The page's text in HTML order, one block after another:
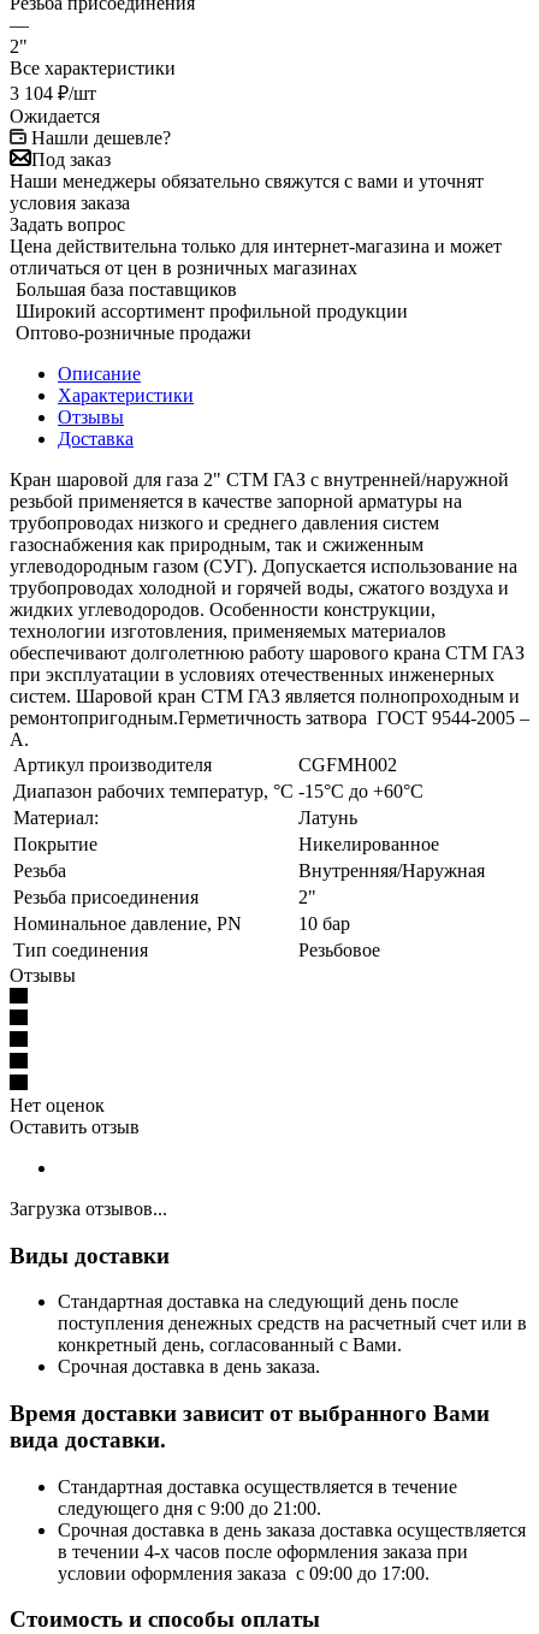
—
2"
Все характеристики
3 104 ₽/шт
Ожидается
Нашли дешевле?
Под заказ
Наши менеджеры обязательно свяжутся с вами и уточнят
условия заказа
Задать вопрос
Цена действительна только для интернет-магазина и может
отличаться от цен в розничных магазинах
Большая база поставщиков
Широкий ассортимент профильной продукции
Оптово-розничные продажи
Описание
Характеристики
Отзывы
Доставка
Кран шаровой для газа 2" СТМ ГАЗ с внутренней/наружной
резьбой применяется в качестве запорной арматуры на
трубопроводах низкого и среднего давления систем
газоснабжения как природным, так и сжиженным
углеводородным газом (СУГ). Допускается использование на
трубопроводах холодной и горячей воды, сжатого воздуха и
жидких углеводородов. Особенности конструкции,
технологии изготовления, применяемых материалов
обеспечивают долголетнюю работу шарового крана СТМ ГАЗ
при эксплуатации в условиях отечественных инженерных
систем. Шаровой кран СТМ ГАЗ является полнопроходным и
ремонтопригодным.Герметичность затвора ГОСТ 9544-2005 –
А.
Артикул производителя
CGFMH002
Диапазон рабочих температур, °С -15°С до +60°С
Материал:
Латунь
Покрытие
Никелированное
Резьба
Внутренняя/Наружная
Резьба присоединения
2"
Номинальное давление, PN
10 бар
Тип соединения
Резьбовое
Отзывы
Нет оценок
Оставить отзыв
Загрузка отзывов...
Виды доставки
Стандартная доставка на следующий день после
поступления денежных средств на расчетный счет или в
конкретный день, согласованный с Вами.
Срочная доставка в день заказа.
Время доставки зависит от выбранного Вами
вида доставки.
Стандартная доставка осуществляется в течение
следующего дня с 9:00 до 21:00.
Срочная доставка в день заказа доставка осуществляется
в течении 4-х часов после оформления заказа при
условии оформления заказа с 09:00 до 17:00.
Стоимость и способы оплаты